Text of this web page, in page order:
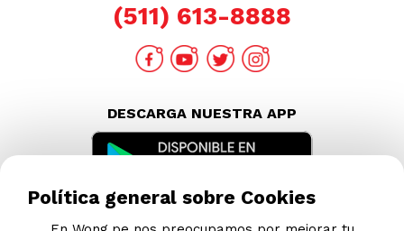
(511) 613-8888
DESCARGA NUESTRA APP
Política general sobre Cookies